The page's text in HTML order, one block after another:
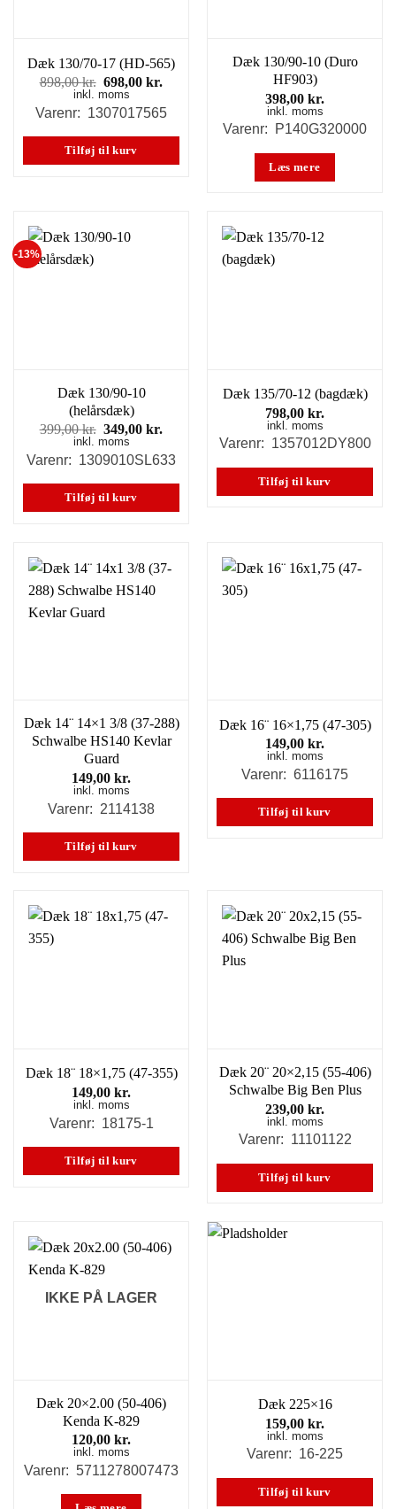
Dæk 130/70-17 (HD-565)
898,00kr. Den
oprindelige
pris
898,00 kr..
698,00kr.
pris
698,00 kr..
inkl. moms
Varenr: 1307017565
Tilføj til kurv
Dæk 130/90-10 (Duro
HF903)
398,00 kr.
inkl. moms
Varenr: P140G320000
Læs mere
-13%
Dæk 130/90-10
(helårsdæk)
399,00kr. Den
oprindelige
pris
399,00 kr..
349,00kr.
pris
349,00 kr..
inkl. moms
Varenr: 1309010SL633
Tilføj til kurv
Dæk 135/70-12 (bagdæk)
798,00 kr.
inkl. moms
Varenr: 1357012DY800
Tilføj til kurv
Dæk 14¨ 14×1 3/8 (37-288)
Schwalbe HS140 Kevlar
Guard
149,00 kr.
inkl. moms
Varenr: 2114138
Tilføj til kurv
Dæk 16¨ 16×1,75 (47-305)
149,00 kr.
inkl. moms
Varenr: 6116175
Tilføj til kurv
Dæk 18¨ 18×1,75 (47-355)
149,00 kr.
inkl. moms
Varenr: 18175-1
Tilføj til kurv
Dæk 20¨ 20×2,15 (55-406)
Schwalbe Big Ben Plus
239,00 kr.
inkl. moms
Varenr: 11101122
Tilføj til kurv
IKKE PÅ LAGER
Dæk 20×2.00 (50-406)
Kenda K-829
120,00 kr.
inkl. moms
Varenr: 5711278007473
Dæk 225×16
159,00 kr.
inkl. moms
Varenr: 16-225
Tilføj til kurv